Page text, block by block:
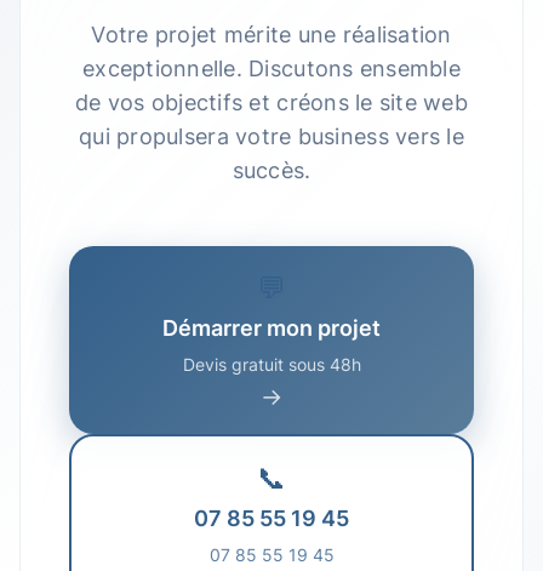
Votre projet mérite une réalisation
exceptionnelle. Discutons ensemble
de vos objectifs et créons le site web
qui propulsera votre business vers le
succès.
Démarrer mon projet
Devis gratuit sous 48h
→
📞
07 85 55 19 45
07 85 55 19 45